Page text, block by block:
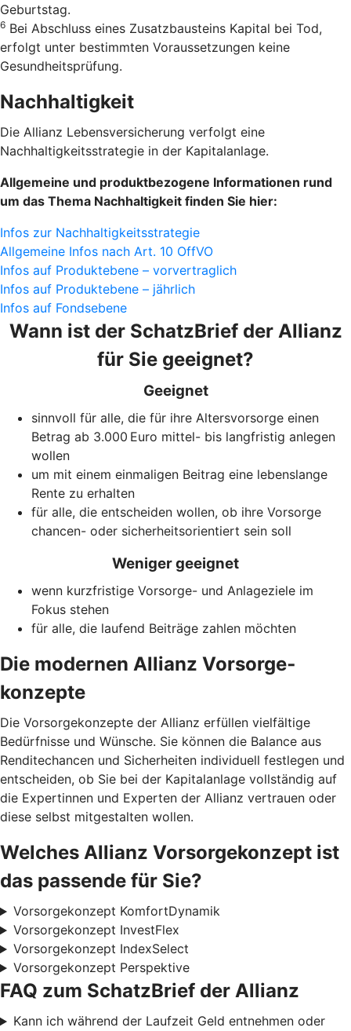
Geburtstag.
6 Bei Abschluss eines Zusatzbausteins Kapital bei Tod,
erfolgt unter bestimmten Voraussetzungen keine
Gesundheitsprüfung.
Nachhaltigkeit
Die Allianz Lebensversicherung verfolgt eine
Nachhaltigkeitsstrategie in der Kapitalanlage.
Allgemeine und produktbezogene Informationen rund
um das Thema Nachhaltigkeit finden Sie hier:
Infos zur Nachhaltigkeitsstrategie
Allgemeine Infos nach Art. 10 OffVO
Infos auf Produktebene – vorvertraglich
Infos auf Produktebene – jährlich
Infos auf Fondsebene
Wann ist der SchatzBrief der Allianz
für Sie geeignet?
Geeignet
sinnvoll für alle, die für ihre Altersvorsorge einen
Betrag ab 3.000 Euro mittel- bis langfristig anlegen
wollen
um mit einem einmaligen Beitrag eine lebenslange
Rente zu erhalten
für alle, die entscheiden wollen, ob ihre Vorsorge
chancen- oder sicherheitsorientiert sein soll
Weniger geeignet
wenn kurzfristige Vorsorge- und Anlageziele im
Fokus stehen
für alle, die laufend Beiträge zahlen möchten
Die modernen Allianz Vorsorge­
konzepte
Die Vorsorgekonzepte der Allianz erfüllen vielfältige
Bedürfnisse und Wünsche. Sie können die Balance aus
Renditechancen und Sicherheiten individuell festlegen und
entscheiden, ob Sie bei der Kapitalanlage vollständig auf
die Expertinnen und Experten der Allianz vertrauen oder
diese selbst mitgestalten wollen.
Welches Allianz Vorsorgekonzept ist
das passende für Sie?
Vorsorgekonzept KomfortDynamik
Vorsorgekonzept InvestFlex
Vorsorgekonzept IndexSelect
Vorsorgekonzept Perspektive
FAQ zum SchatzBrief der Allianz
Kann ich während der Laufzeit Geld entnehmen oder